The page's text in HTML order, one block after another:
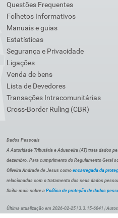
Questões Frequentes
Folhetos Informativos
Manuais e guias
Estatísticas
Segurança e Privacidade
Ligações
Venda de bens
Lista de Devedores
Transações Intracomunitárias
Cross-Border Ruling (CBR)
Dados Pessoais
A Autoridade Tributária e Aduaneira (AT) trata dados
dezembro. Para cumprimento do Regulamento Geral
Oliveira Andrade de Jesus como encarregada da
relacionadas com o tratamento dos seus dados
Saiba mais sobre a Política de proteção de dados
Última atualização em 2026-02-25 | 3.3.15-6041 |